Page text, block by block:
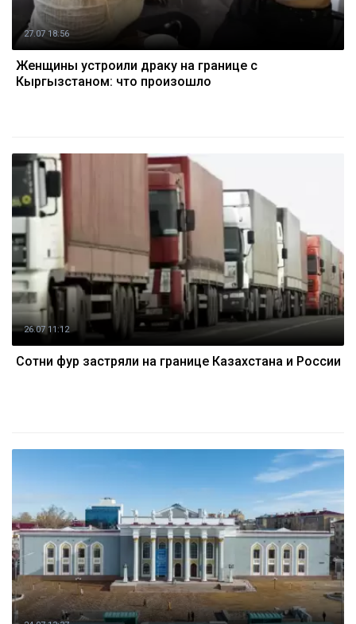
27.07 18:56
Женщины устроили драку на границе с
Кыргызстаном: что произошло
26.07 11:12
Сотни фур застряли на границе Казахстана и России